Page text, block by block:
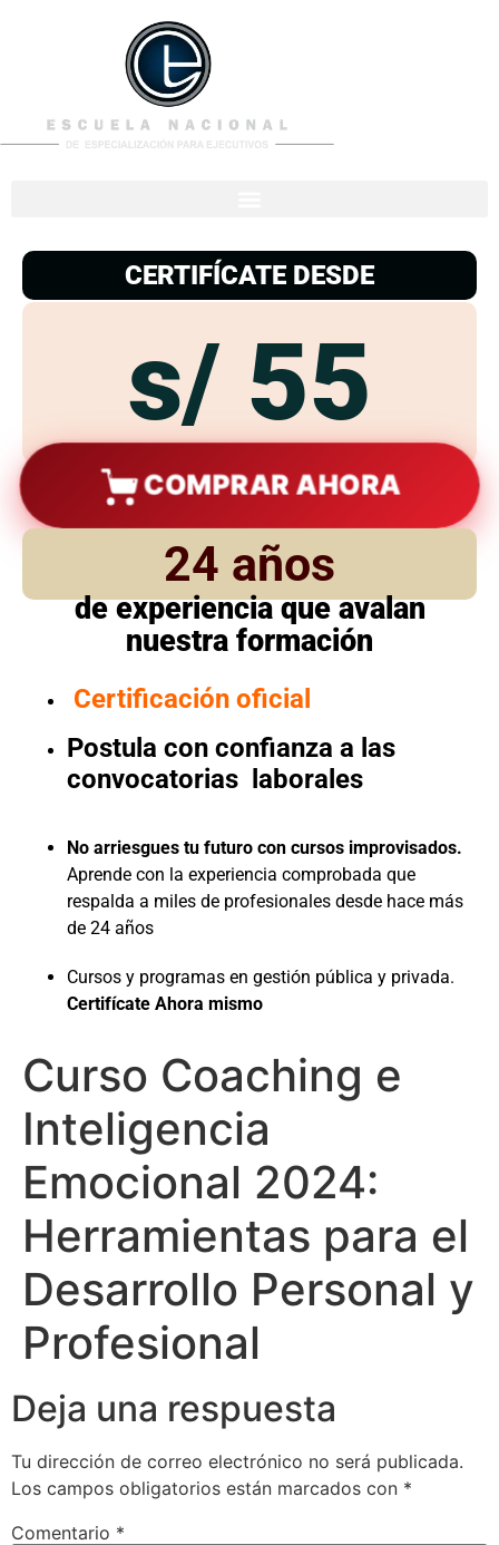
CERTIFÍCATE DESDE
s/ 55
COMPRAR AHORA
24 años
de experiencia que avalan
nuestra formación
Certificación oficial
Postula con confianza a las
convocatorias laborales
No arriesgues tu futuro con cursos improvisados.
Aprende con la experiencia comprobada que
respalda a miles de profesionales desde hace más
de 24 años
Cursos y programas en gestión pública y privada.
Certifícate Ahora mismo
Curso Coaching e
Inteligencia
Emocional 2024:
Herramientas para el
Desarrollo Personal y
Profesional
Deja una respuesta
Tu dirección de correo electrónico no será publicada.
Los campos obligatorios están marcados con *
Comentario *